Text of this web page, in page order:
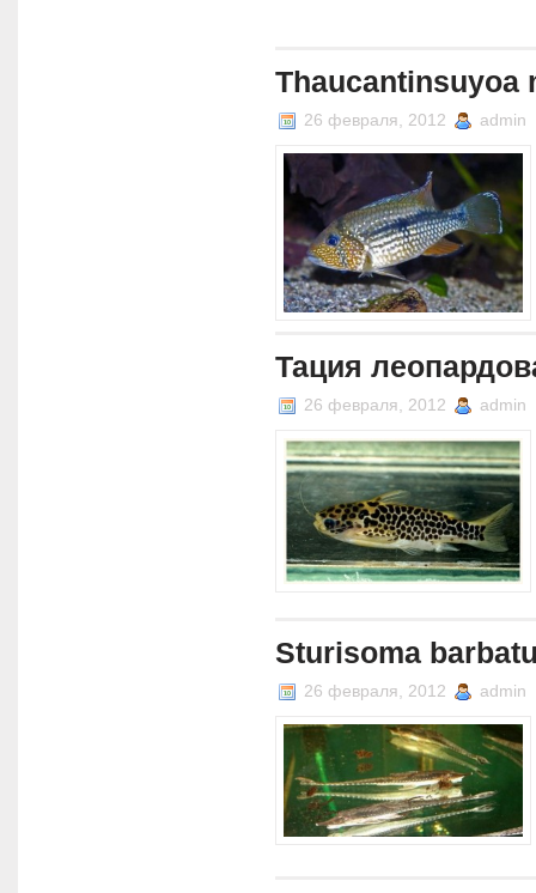
Thaucantinsuyoa
26 февраля, 2012 admin
Тация
26 февраля, 2012 admin
Sturisoma
26 февраля, 2012 admin